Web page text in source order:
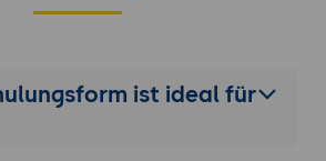
ist ideal für